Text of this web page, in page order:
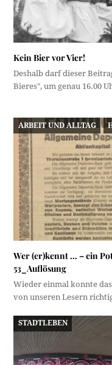
Kein Bier vor Vier!
Deshalb darf dieser
Bieres", um genau 16.00
ARBEIT UND ALLTAG
Wer (er)kennt … – ein
53_Auflösung
Wieder einmal konnte
von unseren Lesern
STADTLEBEN